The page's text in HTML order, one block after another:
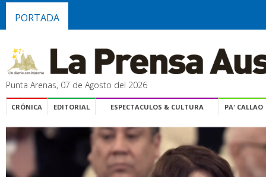
PORTADA
Punta Arenas, 07 de Agosto del 2026
CRÓNICA EDITORIAL ESPECTACULOS & CULTURA PA' CALLAO